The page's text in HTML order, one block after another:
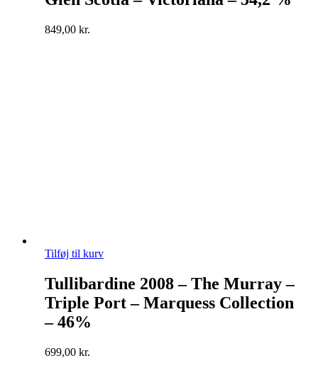
849,00 kr.
Tilføj til kurv
Tullibardine 2008 – The Murray –
Triple Port – Marquess Collection
– 46%
699,00 kr.